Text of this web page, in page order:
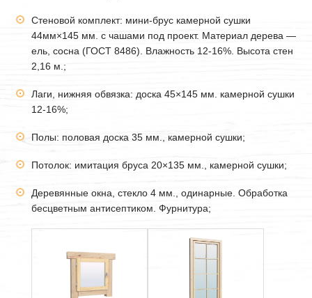
Стеновой комплект: мини-брус камерной сушки
44мм×145 мм. с чашами под проект. Материал дерева —
ель, сосна (ГОСТ 8486). Влажность 12-16%. Высота стен
2,16 м.;
Лаги, нижняя обвязка: доска 45×145 мм. камерной сушки
12-16%;
Полы: половая доска 35 мм., камерной сушки;
Потолок: имитация бруса 20×135 мм., камерной сушки;
Деревянные окна, стекло 4 мм., одинарные. Обработка
бесцветным антисептиком. Фурнитура;